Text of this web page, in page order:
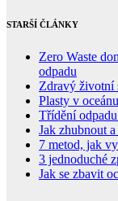
STARŠÍ ČLÁNKY
Zero Waste
odpadu
Zdravý životní
Plasty v
Třídění
Jak zhubnout
7 metod, jak
3 jednoduché
Jak se zbavit